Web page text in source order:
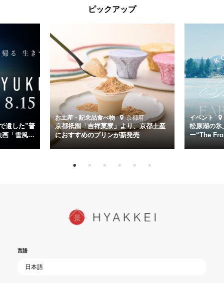
くの仲間の命を救い帰還させ、戦後まで生き抜き「幸運艦」と呼ばれ
主演は「雪風」の艦長・寺澤一利を演じる竹野内豊。先任伍長・早瀬
幸平を玉木宏が演じるほか、奥平大兼、田中麗奈、石丸幹二、益岡徹
など実力派俳優が共演。そして戦艦大和と運命を共にした帝国海軍・
第二艦隊司令長官、伊藤整一を中井貴一が圧倒的な存在感で演じ切
る。
時代が再び、分断と暴力に揺れる現代。本作は「同じ過ちを繰り返す
道を歩んではいないか」と、彼らが命をかけて守りたいと願っ
た”今”を生きる私達に問いかける。戦後80年、戦争の記憶が薄れゆく
今だからこそ、尊い平和の価値を未来に繋ぐ作品『雪風 YUKIKAZE』
を多くの方にご覧いただきたい。
ピックアップ
遺した”普
画「雪風
お土産・記念品食べ物 京都府
京都祇園「吉祥菓寮」より、京都土産
におすすめのプリンが新発売
イベント
松原湖の氷
ー“The
言語